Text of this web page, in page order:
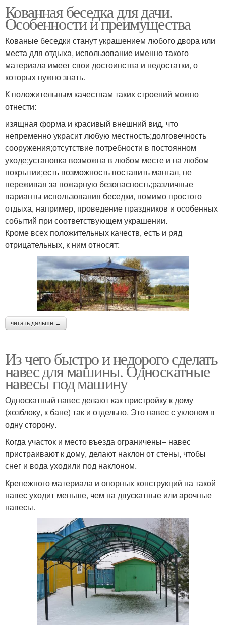
Кованная беседка для дачи.
Особенности и преимущества
Кованые беседки станут украшением любого двора или
места для отдыха, использование именно такого
материала имеет свои достоинства и недостатки, о
которых нужно знать.
К положительным качествам таких строений можно
отнести:
изящная форма и красивый внешний вид, что
непременно украсит любую местность;долговечность
сооружения;отсутствие потребности в постоянном
уходе;установка возможна в любом месте и на любом
покрытии;есть возможность поставить мангал, не
переживая за пожарную безопасность;различные
варианты использования беседки, помимо простого
отдыха, например, проведение праздников и особенных
событий при соответствующем украшении.
Кроме всех положительных качеств, есть и ряд
отрицательных, к ним относят:
читать дальше →
Из чего быстро и недорого сделать
навес для машины. Односкатные
навесы под машину
Односкатный навес делают как пристройку к дому
(хозблоку, к бане) так и отдельно. Это навес с уклоном в
одну сторону.
Когда участок и место въезда ограничены– навес
пристраивают к дому, делают наклон от стены, чтобы
снег и вода уходили под наклоном.
Крепежного материала и опорных конструкций на такой
навес уходит меньше, чем на двускатные или арочные
навесы.